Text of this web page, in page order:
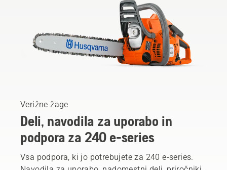
Verižne žage
Deli, navodila za uporabo in
podpora za 240 e-series
Vsa podpora, ki jo potrebujete za 240 e-series.